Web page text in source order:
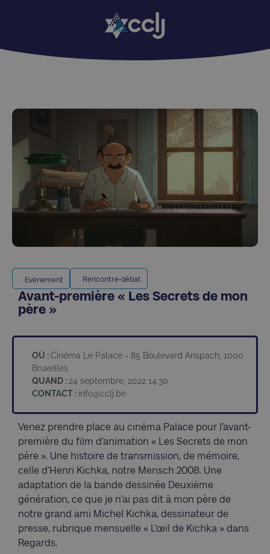
Evènement Rencontre-débat
Avant-première « Les Secrets de mon
père »
OÙ :Cinéma Le Palace - 85 Boulevard Anspach, 1000
Bruxelles
QUAND : 24 septembre, 2022 14:30
CONTACT : info@cclj.be
Venez prendre place au cinéma Palace pour l’avant-
première du film d’animation « Les Secrets de mon
père ». Une histoire de transmission, de mémoire,
celle d’Henri Kichka, notre Mensch 2008. Une
adaptation de la bande dessinée Deuxième
génération, ce que je n’ai pas dit à mon père de
notre grand ami Michel Kichka, dessinateur de
presse, rubrique mensuelle « L’œil de Kichka » dans
Regards.